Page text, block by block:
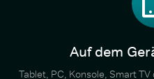
Auf dem
Tablet, PC, Konsole, Smart